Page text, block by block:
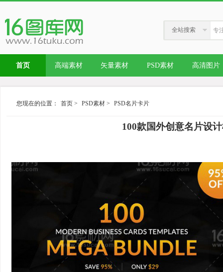
全站搜索
首页 高端素材 矢量素材 PSD素材 高清图片
您现在的位置： 首页 > PSD素材 > PSD名片卡片
100款国外创意名片设